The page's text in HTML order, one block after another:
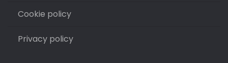
Cookie policy
Privacy policy